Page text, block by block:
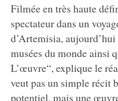
Filmée en très haute
spectateur dans un
d’Artemisia,
musées du monde ainsi
L’œuvre“, explique le
veut pas un simple récit
potentiel, mais une